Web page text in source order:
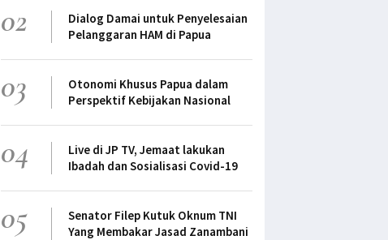
02
Dialog Damai untuk Penyelesaian
Pelanggaran HAM di Papua
03
Otonomi Khusus Papua dalam
Perspektif Kebijakan Nasional
04
Live di JP TV, Jemaat lakukan
Ibadah dan Sosialisasi Covid-19
05
Senator Filep Kutuk Oknum TNI
Yang Membakar Jasad Zanambani